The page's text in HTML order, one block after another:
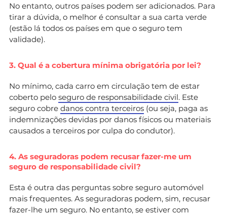
No entanto, outros países podem ser adicionados. Para
tirar a dúvida, o melhor é consultar a sua carta verde
(estão lá todos os países em que o seguro tem
validade).
3. Qual é a cobertura mínima obrigatória por lei?
No mínimo, cada carro em circulação tem de estar
coberto pelo seguro de responsabilidade civil. Este
seguro cobre danos contra terceiros (ou seja, paga as
indemnizações devidas por danos físicos ou materiais
causados a terceiros por culpa do condutor).
4. As seguradoras podem recusar fazer-me um
seguro de responsabilidade civil?
Esta é outra das perguntas sobre seguro automóvel
mais frequentes. As seguradoras podem, sim, recusar
fazer-lhe um seguro. No entanto, se estiver com